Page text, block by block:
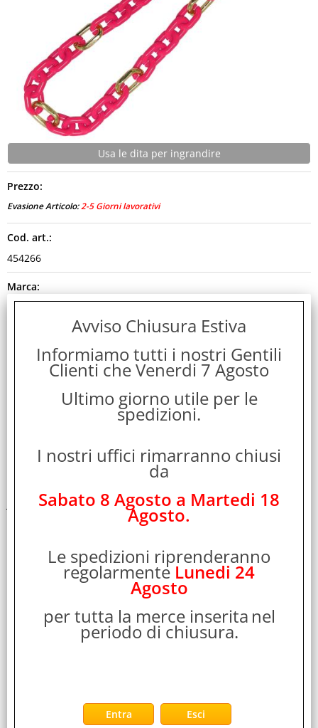
Usa le dita per ingrandire
Prezzo:
Evasione Articolo:2-5 Giorni lavorativi
Cod. art.:
454266
Marca:
8021735195788
JEWELCHAINPKF
Non Disponibile
Avviso Chiusura Estiva
Informiamo tutti i nostri Gentili
Clienti che Venerdi 7 Agosto
Ultimo giorno utile per le
spedizioni.
I nostri uffici rimarranno chiusi
da
Sabato 8 Agosto a Martedi 18
Agosto.
Le spedizioni riprenderanno
regolarmente Lunedi 24
Agosto
per tutta la merce inserita nel
periodo di chiusura.